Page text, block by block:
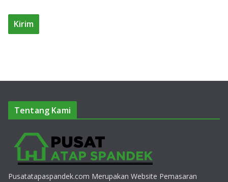
Tentang Kami
Pusatatapaspandek.com Merupakan Website Pemasaran